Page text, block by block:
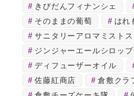
きびだんフィナンシェ
そのままの葡萄
はれ
サニタリーアロマミスト
ジンジャーエールシロップ
ディフューザーオイル
佐藤紅商店
倉敷クラ